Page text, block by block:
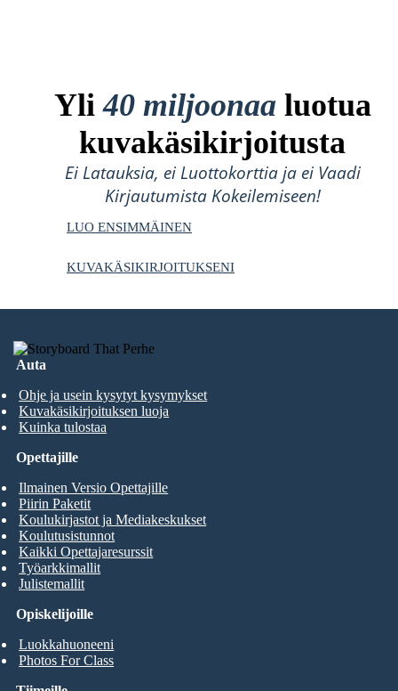
Yli40 miljoonaa luotua
kuvakäsikirjoitusta
Ei Latauksia, ei Luottokorttia ja ei Vaadi
Kirjautumista Kokeilemiseen!
LUO ENSIMMÄINEN
KUVAKÄSIKIRJOITUKSENI
Auta
Ohje ja usein kysytyt kysymykset
Kuvakäsikirjoituksen luoja
Kuinka tulostaa
Opiskelijoille
Luokkahuoneeni
Photos For Class
Opettajille
Ilmainen Versio Opettajille
Piirin Paketit
Koulukirjastot ja Mediakeskukset
Koulutusistunnot
Kaikki Opettajaresurssit
Työarkkimallit
Julistemallit